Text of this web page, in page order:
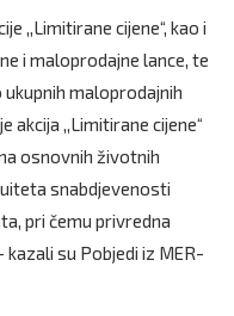
,,Limitirane cijene“, kao i
i maloprodajne lance, te
maloprodajnih
akcija ,,Limitirane cijene“
osnovnih životnih
snabdjevenosti
pri čemu privredna
su Pobjedi iz MER-